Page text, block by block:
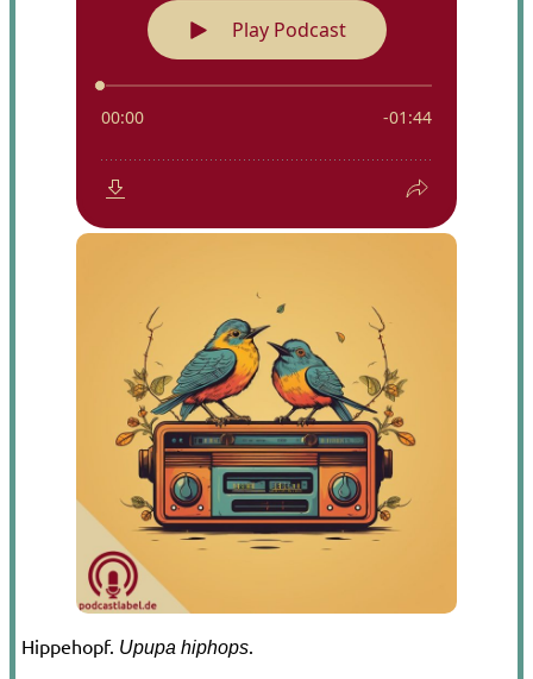
Hippehopf. Upupa hiphops